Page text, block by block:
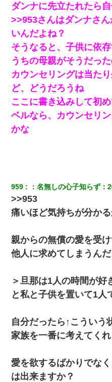
とっさに女児を捕まえたら変
ち行ってよ！気持ち悪い！
母親がすっ飛んできて・・・
私『貯金貯まったし、やっ
を二世帯住宅にした。それ
う』夫「えっ」私『使った
結婚生活10ヶ月目で嫁から
切り出された
【衝撃】嫁父の会社に勤続
２万もらえる会社から誘われ
ビ！（激怒」嫁「離婚！（激
童貞俺、宅飲みした女友達2
ｗ
小学生の妹が20代の弟とチ
の親を見てから実家を出た
妊娠したらしくもう堕胎でき
きた…｜生活｜ワロタあん
旦那の元カノをSNSで探し
で写真を晒してた。ほとん
ほど意外に好評価で苦々しく
放置子が病院送りになった
なよ…嫁を半身不随にしやが
じゃ晴れない）
生保レディと行為する為に
ｗｗｗｗｗｗｗｗ
ダンナに先立たれたら
>>953さんはダンナさ
いんだよね？
そうなると、子供に依
うちの母親がそうだっ
カウンセリングは当た
ど、どうだろうね
ここに書き込みして初
ベルなら、カウンセリ
かな
959 ：名無しの心子知らず ：
>>953
痛いほど気持ちが分か
親からの無償の愛を受
他人に求めてしまうん
＞旦那は1人の時間が好
と私と子供を置いて1人
自分だったら↑こういう
家族を一番に考えてく
愛を欲するばかりでな
は出来ますか？